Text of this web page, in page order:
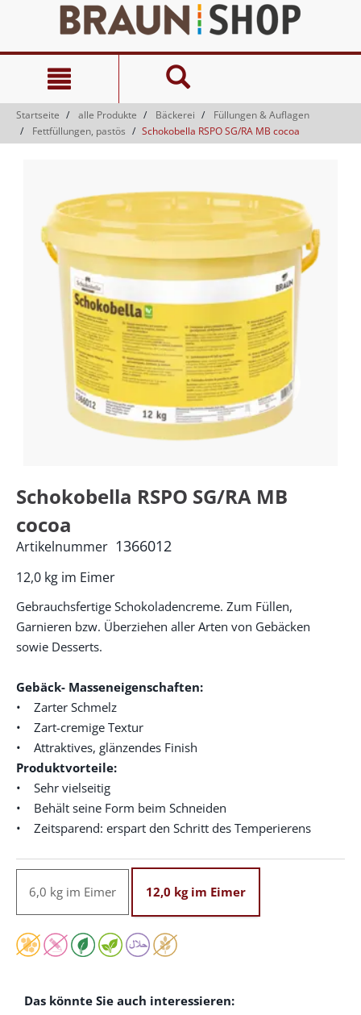
springen
Navigationsmenü
springen
Startseite alle Produkte Bäckerei
Füllungen & Auflagen
Fettfüllungen, pastös
Schokobella RSPO SG/RA MB cocoa
Schokobella RSPO SG/RA MB
cocoa
12,0 kg im Eimer
Artikelnummer 1366012
Gebrauchsfertige Schokoladencreme. Zum Füllen,
Garnieren bzw. Überziehen aller Arten von Gebäcken
sowie Desserts.
Gebäck- Masseneigenschaften:
• Zarter Schmelz
• Zart-cremige Textur
• Attraktives, glänzendes Finish
Produktvorteile:
• Sehr vielseitig
• Behält seine Form beim Schneiden
• Zeitsparend: erspart den Schritt des Temperierens
6,0 kg im Eimer 12,0 kg im Eimer
Das könnte Sie auch interessieren: